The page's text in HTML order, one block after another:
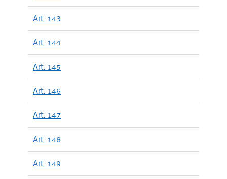
Art. 143
Art. 144
Art. 145
Art. 146
Art. 147
Art. 148
Art. 149